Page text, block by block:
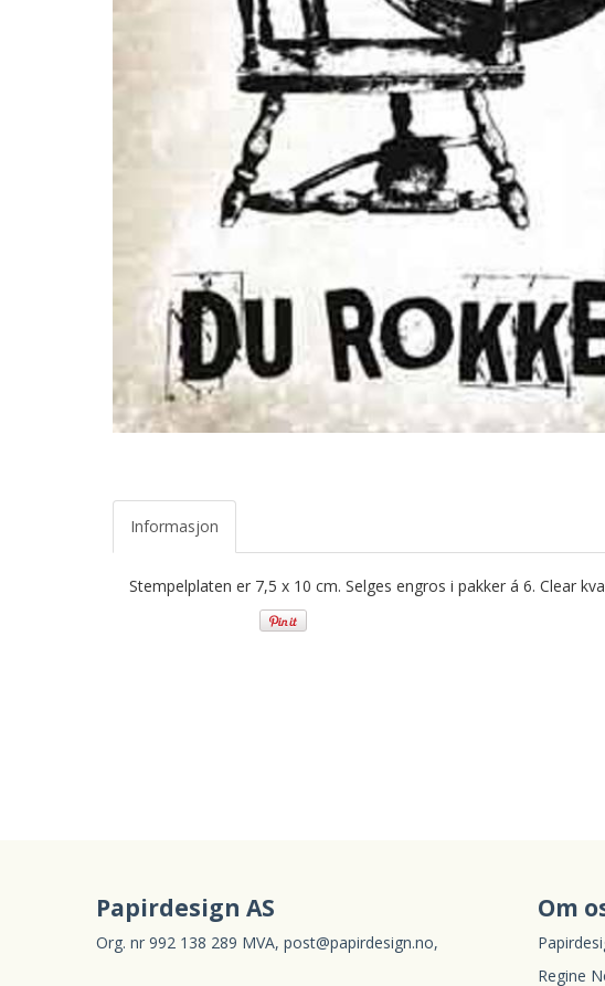
Informasjon
Stempelplaten er 7,5 x 10 cm. Selges engros i pakker á 6. Clear
Papirdesign AS
Org. nr 992 138 289 MVA, post@papirdesign.no,
Om
Regine